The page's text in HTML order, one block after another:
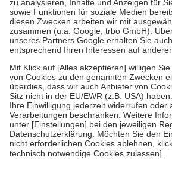
Bei Heilmitteln und häuslicher
Zuzahlung zehn Prozent der Kosten sowie
Verordnung.
Um das Engagement der Versicherten für
stärken und die besondere Stellung der
fallenkeine Zuzahlungenan bei:
• Kindern und Jugendlichen bis zum
mit Ausnahme der Fahrkosten
• Untersuchungen zur Vorsorge und
GKV getragen werden
• empfohlenen Schutzimpfungen
• Harn- und Blutteststreifen